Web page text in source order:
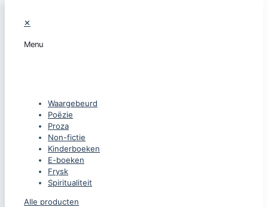
✕
Menu
Waargebeurd
Poëzie
Proza
Non-fictie
Kinderboeken
E-boeken
Frysk
Spiritualiteit
Alle producten